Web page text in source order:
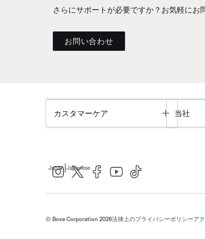
さらにサポートが必要ですか？お気軽にお
お問い合わせ
カスタマーケア Toggle
当社
Japan Japanese
© Bose Corporation 2026法律上のプライバシーポリシーア